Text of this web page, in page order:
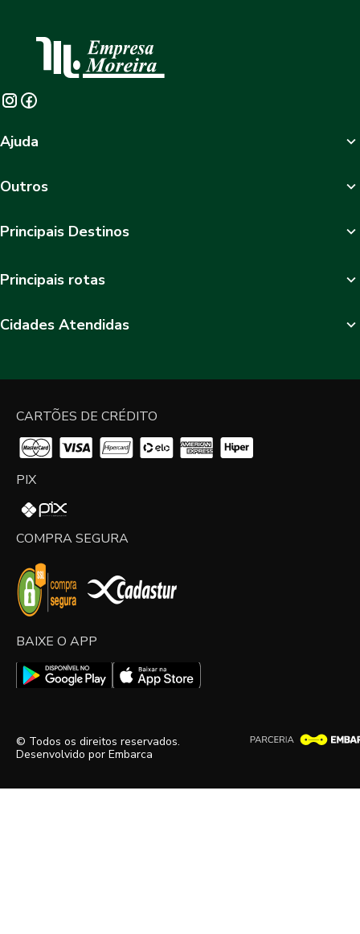
Ajuda
Outros
Principais Destinos
Principais rotas
Cidades Atendidas
CARTÕES DE CRÉDITO
PIX
COMPRA SEGURA
BAIXE O APP
© Todos os direitos reservados.
Desenvolvido por Embarca